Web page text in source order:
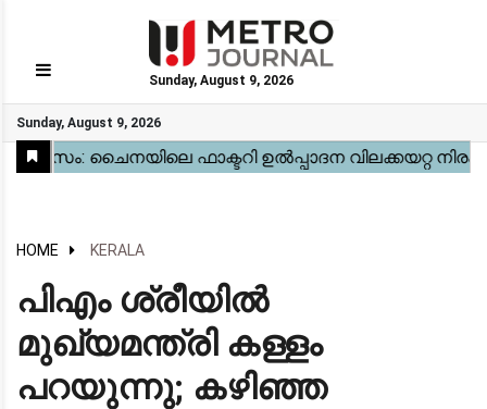
Sunday, August 9, 2026
Sunday, August 9, 2026
GO
Home
Kerala
National
Gulf
World
Sports
Movies
Health
Automobile
Travel
Education
Novel
Business
Technology
Webstory
HOME KERALA
​പിഎം ശ്രീയിൽ
മുഖ്യമന്ത്രി കള്ളം
പറയുന്നു; കഴിഞ്ഞ